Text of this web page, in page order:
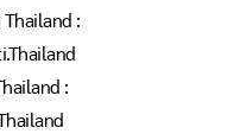
Thailand :
: